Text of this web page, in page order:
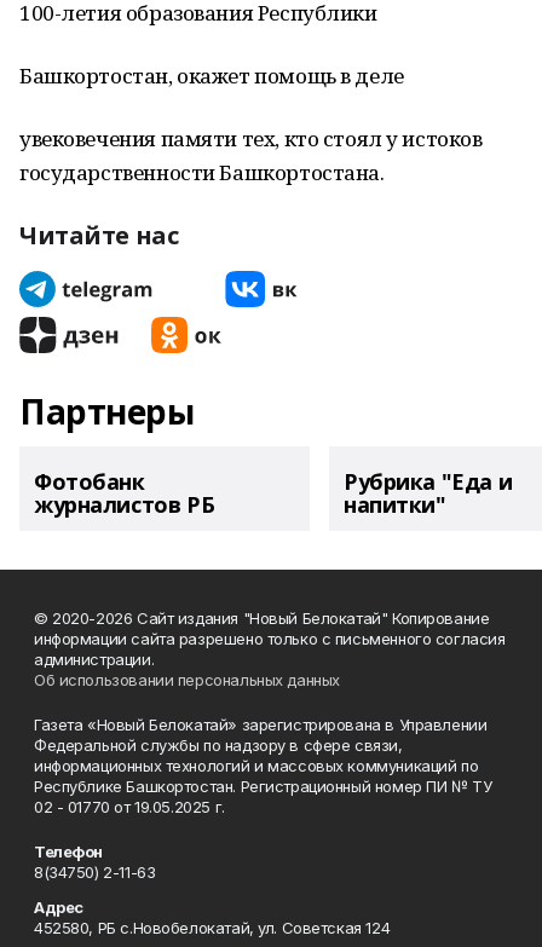
100-летия образования Республики
Башкортостан, окажет помощь в деле
увековечения памяти тех, кто стоял у истоков
государственности Башкортостана.
Читайте нас
Партнеры
Фотобанк
журналистов РБ
Рубрика "Еда и
напитки"
© 2020-2026 Сайт издания "Новый Белокатай" Копирование
информации сайта разрешено только с письменного согласия
администрации.
Об использовании персональных данных
Газета «Новый Белокатай» зарегистрирована в Управлении
Федеральной службы по надзору в сфере связи,
информационных технологий и массовых коммуникаций по
Республике Башкортостан. Регистрационный номер ПИ № ТУ
02 - 01770 от 19.05.2025 г.
Телефон
8(34750) 2-11-63
Адрес
452580, РБ с.Новобелокатай, ул. Советская 124